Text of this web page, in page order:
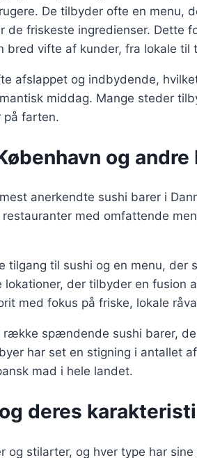
De tilbyder ofte en menu,
friskeste ingredienser. Dette
vifte af kunder, fra lokale til
afslappet og indbydende,
middag. Mange steder
på farten.
og andre
anerkendte sushi barer i
med omfattende
tilgang til sushi og en menu, der
der tilbyder en fusion
med fokus på friske, lokale
række spændende sushi barer,
har set en stigning i antallet
mad i hele landet.
deres
og stilarter, og hver type har